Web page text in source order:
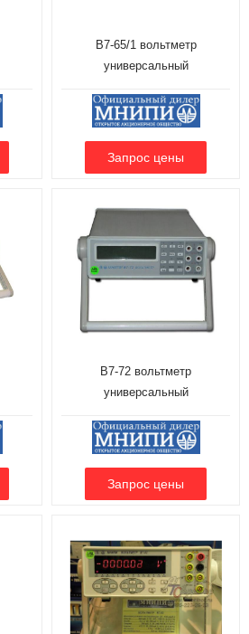
В7-65/1 вольтметр
универсальный
В7-72 вольтметр
универсальный